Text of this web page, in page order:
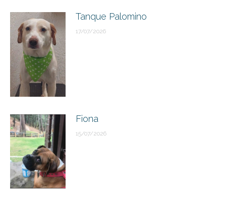
Tanque Palomino
17/07/2026
Fiona
15/07/2026